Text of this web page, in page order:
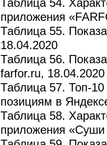
Таблица 54.
приложения
Таблица 55.
18.04.2020
Таблица 56.
farfor.ru, 18.04.2020
Таблица 57. Топ-
позициям в
Таблица 58.
приложения «Суши